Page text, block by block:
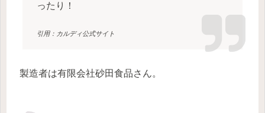
ったり！
引用：カルディ公式サイト
製造者は有限会社砂田食品さん。